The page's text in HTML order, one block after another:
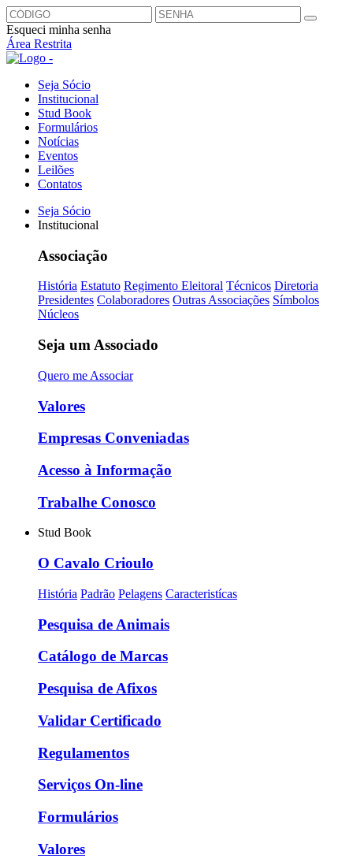
Esqueci minha senha
Área Restrita
Seja Sócio
Institucional
Stud Book
Formulários
Notícias
Eventos
Leilões
Contatos
Seja Sócio
Institucional
Associação
História Estatuto Regimento Eleitoral Técnicos Diretoria
Presidentes Colaboradores Outras Associações Símbolos
Núcleos
Seja um Associado
Quero me Associar
Valores
Empresas Conveniadas
Acesso à Informação
Trabalhe Conosco
Stud Book
O Cavalo Crioulo
História Padrão Pelagens Caracteristícas
Pesquisa de Animais
Catálogo de Marcas
Pesquisa de Afixos
Validar Certificado
Regulamentos
Serviços On-line
Formulários
Valores